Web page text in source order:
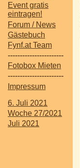
Event gratis
eintragen!
Forum / News
Gästebuch
Fynf.at Team
-----------------------
Fotobox Mieten
-----------------------
Impressum
6. Juli 2021
Woche 27/2021
Juli 2021